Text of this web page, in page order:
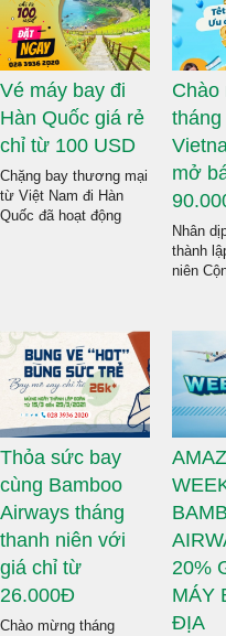
Vé máy bay đi
Hàn Quốc giá rẻ
chỉ từ 100 USD
Chặng bay thương mại
từ Việt Nam đi Hàn
Quốc đã hoạt động
chỉ từ 100 USD.
Chào
tháng
mở
Nhân
thành
niên
đãi
đồng/
đương
đồng/
thuế,
các
do VNA
thác.
hệ ngay
Tickets
vấn
chương
mãi và
Vietnam
nhất!
Thỏa sức bay
cùng Bamboo
Airways tháng
thanh niên với
giá chỉ từ
26.000Đ
Chào mừng tháng
20%
MÁY
ĐỊA